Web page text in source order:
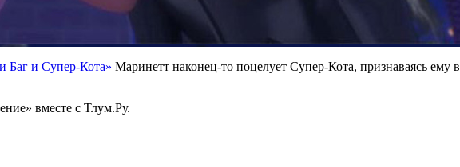
Баг и Супер-Кота» Маринетт наконец-то поцелует Супер-Кота, признаваясь ему
вместе с Тлум.Ру.